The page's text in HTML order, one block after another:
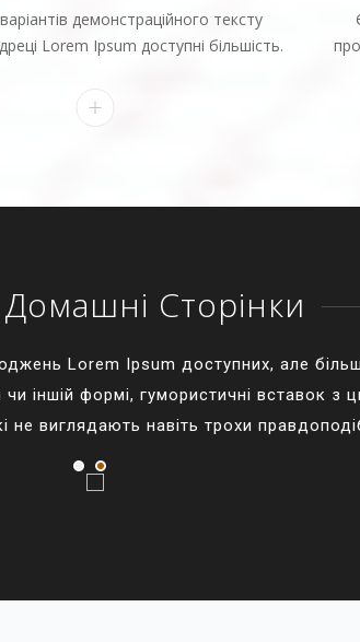
демонстраційного тексту
Lorem Ipsum доступні більшість.
Домашні Сторінки
Lorem Ipsum доступних, але
іншій формі, гумористичні вставок з
не виглядають навіть трохи